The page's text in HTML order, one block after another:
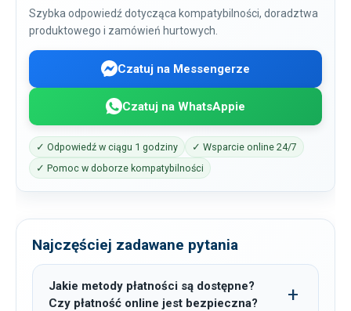
Szybka odpowiedź dotycząca kompatybilności, doradztwa
produktowego i zamówień hurtowych.
Czatuj na Messengerze
Czatuj na WhatsAppie
✓ Odpowiedź w ciągu 1 godziny
✓ Wsparcie online 24/7
✓ Pomoc w doborze kompatybilności
Najczęściej zadawane pytania
Jakie metody płatności są dostępne?
Czy płatność online jest bezpieczna?